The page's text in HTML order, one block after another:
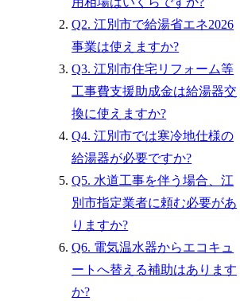
Q2. 江別市で給湯省エネ2026
事業は使えますか?
Q3. 江別市住宅リフォーム等
工事費支援助成金は給湯器交
換に使えますか?
Q4. 江別市では寒冷地仕様の
給湯器が必要ですか?
Q5. 水道工事を伴う場合、江
別市指定業者に頼む必要があ
りますか?
Q6. 電気温水器からエコキュ
ートへ替える補助はあります
か?